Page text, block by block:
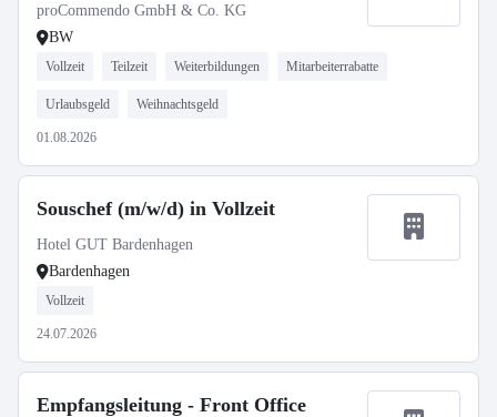
proCommendo GmbH & Co. KG
BW
Vollzeit Teilzeit Weiterbildungen Mitarbeiterrabatte
Urlaubsgeld Weihnachtsgeld
01.08.2026
Souschef (m/w/d) in Vollzeit
Hotel GUT Bardenhagen
Bardenhagen
Vollzeit
24.07.2026
Empfangsleitung - Front Office